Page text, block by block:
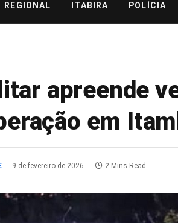
REGIONAL ITABIRA POLÍCIA
apreende
em
9 de fevereiro de 2026 2 Mins Read